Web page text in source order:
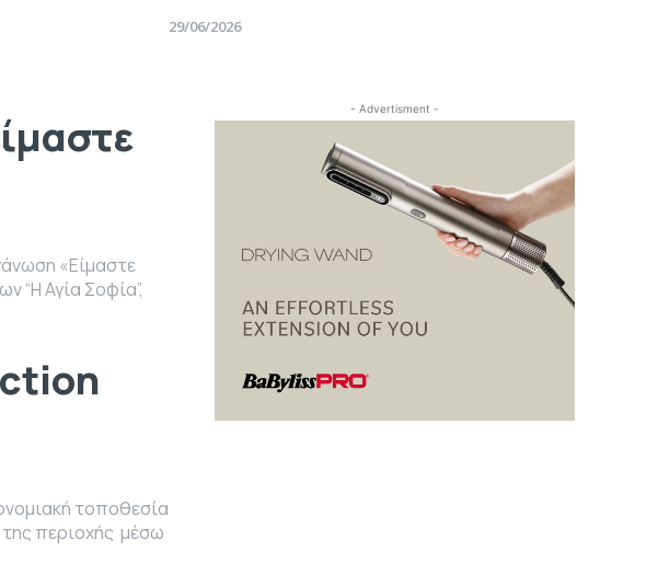
29/06/2026
«Είμαστε
“Η Αγία Σοφία”,
τοποθεσία
της περιοχής μέσω
- Advertisment -